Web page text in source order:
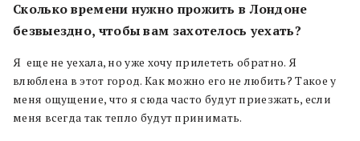
Сколько времени нужно прожить в Лондоне
безвыездно, чтобы вам захотелось уехать?
Я еще не уехала, но уже хочу прилететь обратно. Я
влюблена в этот город. Как можно его не любить? Такое у
меня ощущение, что я сюда часто будут приезжать, если
меня всегда так тепло будут принимать.